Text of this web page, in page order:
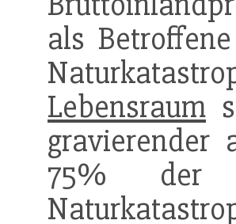
als
Lebensraum
gravierender
75% der